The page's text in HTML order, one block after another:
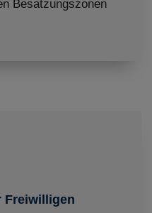
Besatzungszonen
Freiwilligen